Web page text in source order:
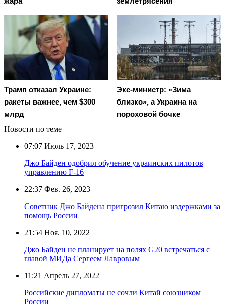
Трамп отказал Украине:
ракеты важнее, чем $300
млрд
Экс-министр: «Зима
близко», а Украина на
пороховой бочке
Новости по теме
07:07 Июль 17, 2023
Джо Байден одобрил обучение украинских пилотов
управлению F-16
22:37 Фев. 26, 2023
Советник Джо Байдена пригрозил Китаю издержками за
помощь России
21:54 Ноя. 10, 2022
Джо Байден не планирует на полях G20 встречаться с
главой МИДа Сергеем Лавровым
11:21 Апрель 27, 2022
Российские дипломаты не сочли Китай союзником
России